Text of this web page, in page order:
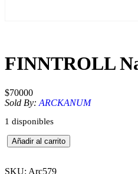
FINNTROLL
$70000
Sold By: ARCKANUM
1 disponibles
F
N
Añadir al carrito
SKU: Arc579